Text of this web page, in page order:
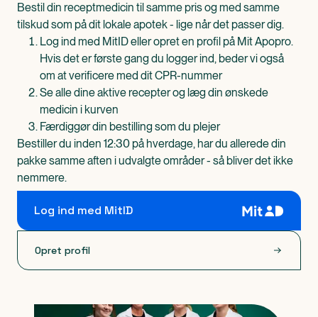
Bestil din receptmedicin til samme pris og med samme
tilskud som på dit lokale apotek - lige når det passer dig.
Log ind med MitID eller opret en profil på Mit Apopro.
Hvis det er første gang du logger ind, beder vi også
om at verificere med dit CPR-nummer
Se alle dine aktive recepter og læg din ønskede
medicin i kurven
Færdiggør din bestilling som du plejer
Bestiller du inden 12:30 på hverdage, har du allerede din
pakke samme aften i udvalgte områder - så bliver det ikke
nemmere.
Log ind med MitID
Opret profil